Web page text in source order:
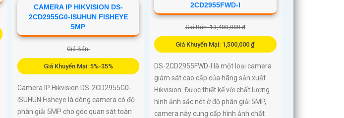
CAMERA IP HIKVISION DS-
2CD2955G0-ISUHUN FISHEYE
5MP
Giá Bán:
Giá Khuyến Mại: 5%-35%
Camera IP Hikvision DS-2CD2955G0-
ISUHUN Fisheye là dòng camera có độ
phân giải 5MP cho góc quan sát toàn
2CD2955FWD-I
Giá Bán: 13,400,000 ₫
Giá Khuyến Mại: 1,500,000 ₫
DS-2CD2955FWD-I là một loại camera
giám sát cao cấp của hãng sản xuất
Hikvision. Được thiết kế với chất lượng
hình ảnh sắc nét ở độ phân giải 5MP,
camera này cung cấp hình ảnh chất